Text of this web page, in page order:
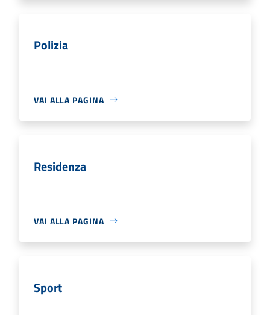
Polizia
VAI ALLA PAGINA
Residenza
VAI ALLA PAGINA
Sport